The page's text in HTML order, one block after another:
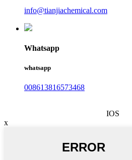
info@tianjiachemical.com
Whatsapp
whatsapp
008613816573468
IOS
x